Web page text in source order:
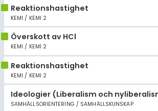
Reaktionshastighet
KEMI / KEMI 2
Överskott av HCl
KEMI / KEMI 2
Reaktionshastighet
KEMI / KEMI 2
Ideologier (Liberalism och
SAMHÄLLSORIENTERING / SAMHÄLLSKUNSKAP